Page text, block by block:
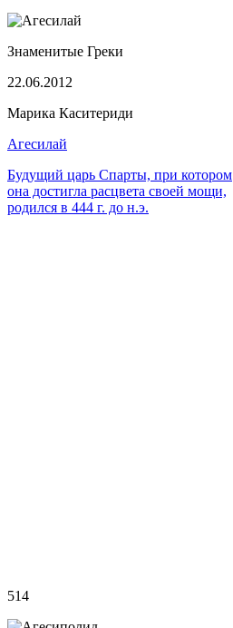
Знаменитые Греки
22.06.2012
Марика Каситериди
Агесилай
Будущий царь Спарты, при котором
она достигла расцвета своей мощи,
родился в 444 г. до н.э.
514